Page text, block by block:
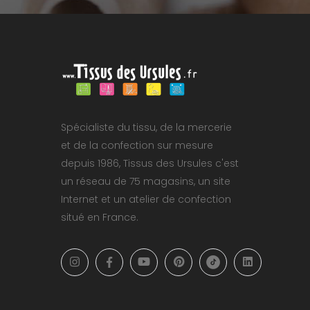
Spécialiste du tissu, de la mercerie
et de la confection sur mesure
depuis 1986, Tissus des Ursules c'est
un réseau de 75 magasins, un site
Internet et un atelier de confection
situé en France.